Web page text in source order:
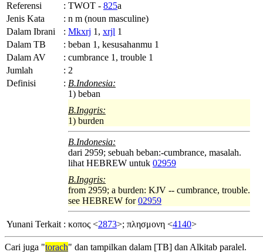
Referensi
: TWOT - 825a
Jenis Kata
: n m (noun masculine)
Dalam Ibrani
: Mkxrj 1, xrjl 1
Dalam TB
: beban 1, kesusahanmu 1
Dalam AV
: cumbrance 1, trouble 1
Jumlah
: 2
Definisi
: B.Indonesia:
1) beban
B.Inggris:
1) burden
B.Indonesia:
dari 2959; sebuah beban:-cumbrance, masalah.
lihat HEBREW untuk 02959
B.Inggris:
from 2959; a burden: KJV -- cumbrance, trouble.
see HEBREW for02959
Yunani Terkait : κοπος <2873>; πλησμονη <4140>
Cari juga "torach" dan tampilkan dalam [TB] dan Alkitab paralel.